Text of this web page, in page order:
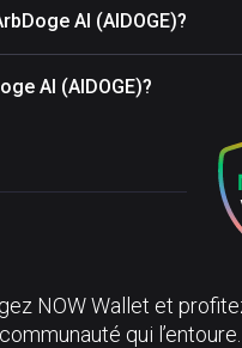
AI (AIDOGE)?
AI (AIDOGE)?
NOW Wallet et
qui